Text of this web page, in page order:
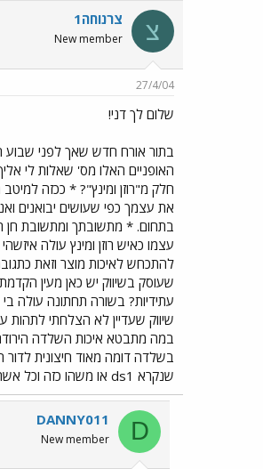
צ צרנוחה1
New member
27/4/04
שלום לך דני!
בתור אורח חדש שאך לפני שבוע
האופניים האלו מס' שאלות לי
חלק מ"רוזן ומינץ"? * ככזה
את עצמך כפי שעושים יבואנים
בתחום. * מתשובתך ומתשובת חן
עצמו כאיש רוזן ומינץ עולה
להתכחש לאיכות מוצר וזאת
שעוסק בשיווק יש כאן מעין
עתידיות? בשורה תחתונה עולה
שיווק שעדיין לא הצלחתי לתהות
במה מתבטא איכות השלדה
בשלדה דומה מאוד חיצונית לדור
שנקרא ds1 או משהו כזה וכל אשר שמעתי הוא חיובי
D
DANNY011
New member